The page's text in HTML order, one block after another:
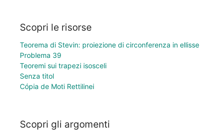
Scopri le risorse
Teorema di Stevin: proiezione di circonferenza in ellisse
Problema 39
Teoremi sui trapezi isosceli
Senza titol
Cópia de Moti Rettilinei
Scopri gli argomenti